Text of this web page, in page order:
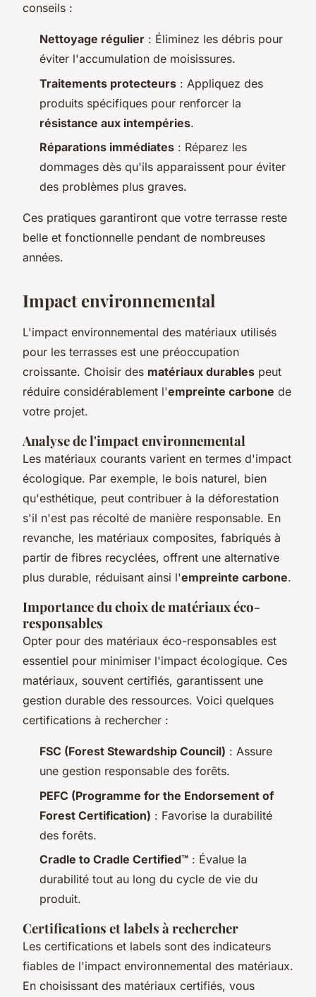
conseils :
Nettoyage régulier : Éliminez les débris pour
éviter l'accumulation de moisissures.
Traitements protecteurs : Appliquez des
produits spécifiques pour renforcer la
résistance aux intempéries.
Réparations immédiates : Réparez les
dommages dès qu'ils apparaissent pour éviter
des problèmes plus graves.
Ces pratiques garantiront que votre terrasse reste
belle et fonctionnelle pendant de nombreuses
années.
Impact environnemental
L'impact environnemental des matériaux utilisés
pour les terrasses est une préoccupation
croissante. Choisir des matériaux durables peut
réduire considérablement l'empreinte carbone de
votre projet.
Analyse de l'impact environnemental
Les matériaux courants varient en termes d'impact
écologique. Par exemple, le bois naturel, bien
qu'esthétique, peut contribuer à la déforestation
s'il n'est pas récolté de manière responsable. En
revanche, les matériaux composites, fabriqués à
partir de fibres recyclées, offrent une alternative
plus durable, réduisant ainsi l'empreinte carbone.
Importance du choix de matériaux éco-
responsables
Opter pour des matériaux éco-responsables est
essentiel pour minimiser l'impact écologique. Ces
matériaux, souvent certifiés, garantissent une
gestion durable des ressources. Voici quelques
certifications à rechercher :
FSC (Forest Stewardship Council) : Assure
une gestion responsable des forêts.
PEFC (Programme for the Endorsement of
Forest Certification) : Favorise la durabilité
des forêts.
Cradle to Cradle Certified™ : Évalue la
durabilité tout au long du cycle de vie du
produit.
Certifications et labels à rechercher
Les certifications et labels sont des indicateurs
fiables de l'impact environnemental des matériaux.
En choisissant des matériaux certifiés, vous